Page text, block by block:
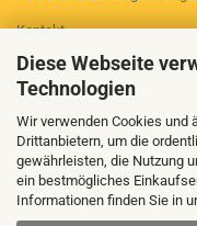
Diese Webseite
Technologien
Wir verwenden Cookies und
Drittanbietern, um die
gewährleisten, die Nutzung
ein bestmögliches
Informationen finden Sie in
Kontakt
AGB
Privatsphäre und Datenschutz
Callback Service
Cookie Einstellungen